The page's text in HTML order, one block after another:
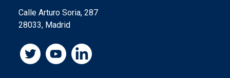
Calle Arturo Soria, 287
28033, Madrid